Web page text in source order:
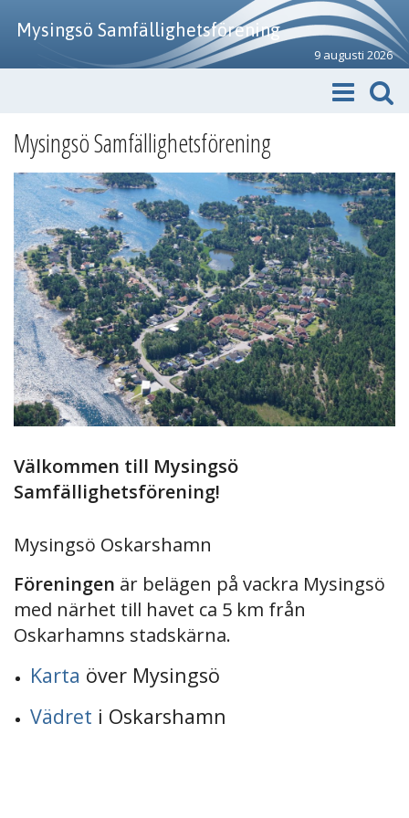
Mysingsö Samfällighetsförening
9 augusti 2026
Mysingsö Samfällighetsförening
Välkommen till Mysingsö
Samfällighetsförening!
Mysingsö Oskarshamn
Föreningen är belägen på vackra Mysingsö
med närhet till havet ca 5 km från
Oskarhamns stadskärna.
Karta över Mysingsö
Vädret i Oskarshamn